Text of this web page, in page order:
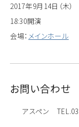
2017年9月14日（木）
18:30開演
会場： メインホール
お問い合わせ
アスペン